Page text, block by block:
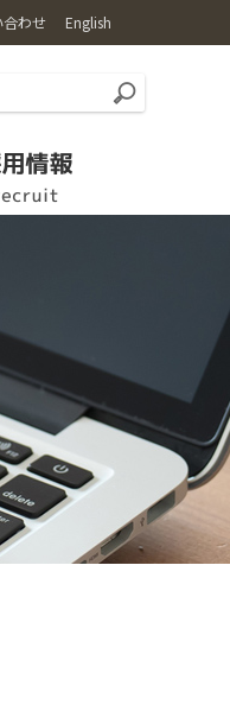
合わせ English